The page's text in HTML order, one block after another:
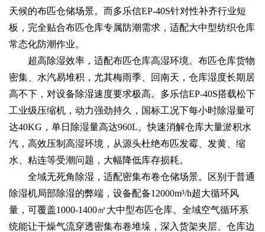
天候的布匹仓储场景。而多乐信EP-40S针对性补齐行业短
板，完全贴合布匹仓库专属防潮需求，适配大中型纺织仓库
常态化防潮作业。
超高除湿效率，适配布匹仓库高湿环境。布匹仓库货物
密集、水汽易堆积，尤其梅雨季、回南天，仓库湿度长期居
高不下，对设备除湿速度要求极高。多乐信EP-40S搭载松下
工业级压缩机，动力强劲持久，国标工况下每小时除湿量可
达40KG，单日除湿量高达960L。快速消解仓库大量淤积水
汽，高效压制高湿环境，从源头杜绝布匹发霉、发黄、缩
水、粘连等受潮问题，大幅降低库存损耗。
全域无死角除湿，适配密集布卷仓储场景。区别于普通
除湿机局部除湿的弊端，设备配备12000m³/h超大循环风
量，可覆盖1000-1400㎡大中型布匹仓库。全域空气循环系
统能让干燥气流穿透密集布卷堆垛，深入货架夹层、仓库边